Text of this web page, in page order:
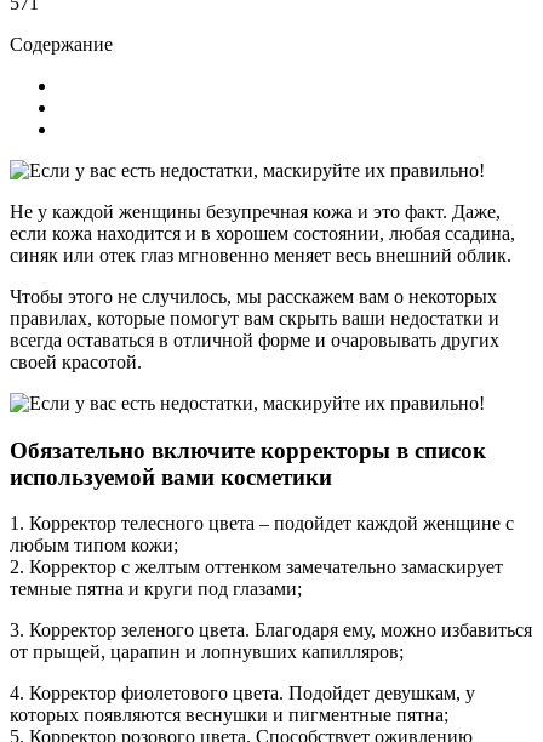
Содержание
Не у каждой женщины безупречная кожа и это факт. Даже,
если кожа находится и в хорошем состоянии, любая ссадина,
синяк или отек глаз мгновенно меняет весь внешний облик.
Чтобы этого не случилось, мы расскажем вам о некоторых
правилах, которые помогут вам скрыть ваши недостатки и
всегда оставаться в отличной форме и очаровывать других
своей красотой.
Обязательно включите корректоры в список
используемой вами косметики
1. Корректор телесного цвета – подойдет каждой женщине с
любым типом кожи;
2. Корректор с желтым оттенком замечательно замаскирует
темные пятна и круги под глазами;
3. Корректор зеленого цвета. Благодаря ему, можно избавиться
от прыщей, царапин и лопнувших капилляров;
4. Корректор фиолетового цвета. Подойдет девушкам, у
которых появляются веснушки и пигментные пятна;
5. Корректор розового цвета. Способствует оживлению